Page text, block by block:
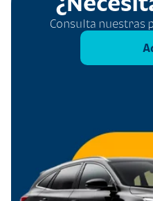
Consulta nuestras